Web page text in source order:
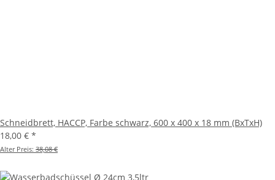
Schneidbrett, HACCP, Farbe schwarz, 600 x 400 x 18 mm (BxTxH)
18,00 € *
Alter Preis: 38,08 €